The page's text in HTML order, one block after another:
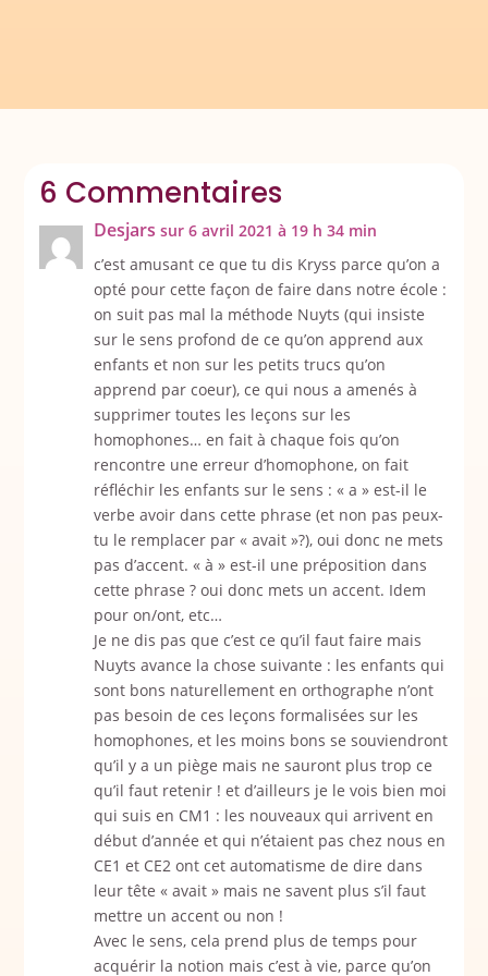
6 Commentaires
Desjars sur 6 avril 2021 à 19 h 34 min
c’est amusant ce que tu dis Kryss parce qu’on a
opté pour cette façon de faire dans notre école :
on suit pas mal la méthode Nuyts (qui insiste
sur le sens profond de ce qu’on apprend aux
enfants et non sur les petits trucs qu’on
apprend par coeur), ce qui nous a amenés à
supprimer toutes les leçons sur les
homophones… en fait à chaque fois qu’on
rencontre une erreur d’homophone, on fait
réfléchir les enfants sur le sens : « a » est-il le
verbe avoir dans cette phrase (et non pas peux-
tu le remplacer par « avait »?), oui donc ne mets
pas d’accent. « à » est-il une préposition dans
cette phrase ? oui donc mets un accent. Idem
pour on/ont, etc…
Je ne dis pas que c’est ce qu’il faut faire mais
Nuyts avance la chose suivante : les enfants qui
sont bons naturellement en orthographe n’ont
pas besoin de ces leçons formalisées sur les
homophones, et les moins bons se souviendront
qu’il y a un piège mais ne sauront plus trop ce
qu’il faut retenir ! et d’ailleurs je le vois bien moi
qui suis en CM1 : les nouveaux qui arrivent en
début d’année et qui n’étaient pas chez nous en
CE1 et CE2 ont cet automatisme de dire dans
leur tête « avait » mais ne savent plus s’il faut
mettre un accent ou non !
Avec le sens, cela prend plus de temps pour
acquérir la notion mais c’est à vie, parce qu’on